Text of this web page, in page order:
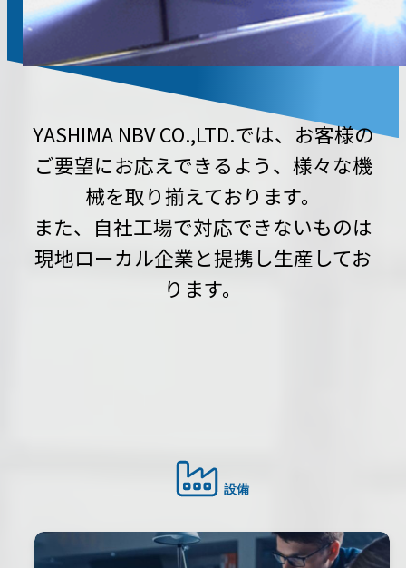
YASHIMA NBV CO.,LTD.では、お客様の
ご要望にお応えできるよう、様々な機
械を取り揃えております。
また、自社工場で対応できないものは
現地ローカル企業と提携し生産してお
ります。
設備